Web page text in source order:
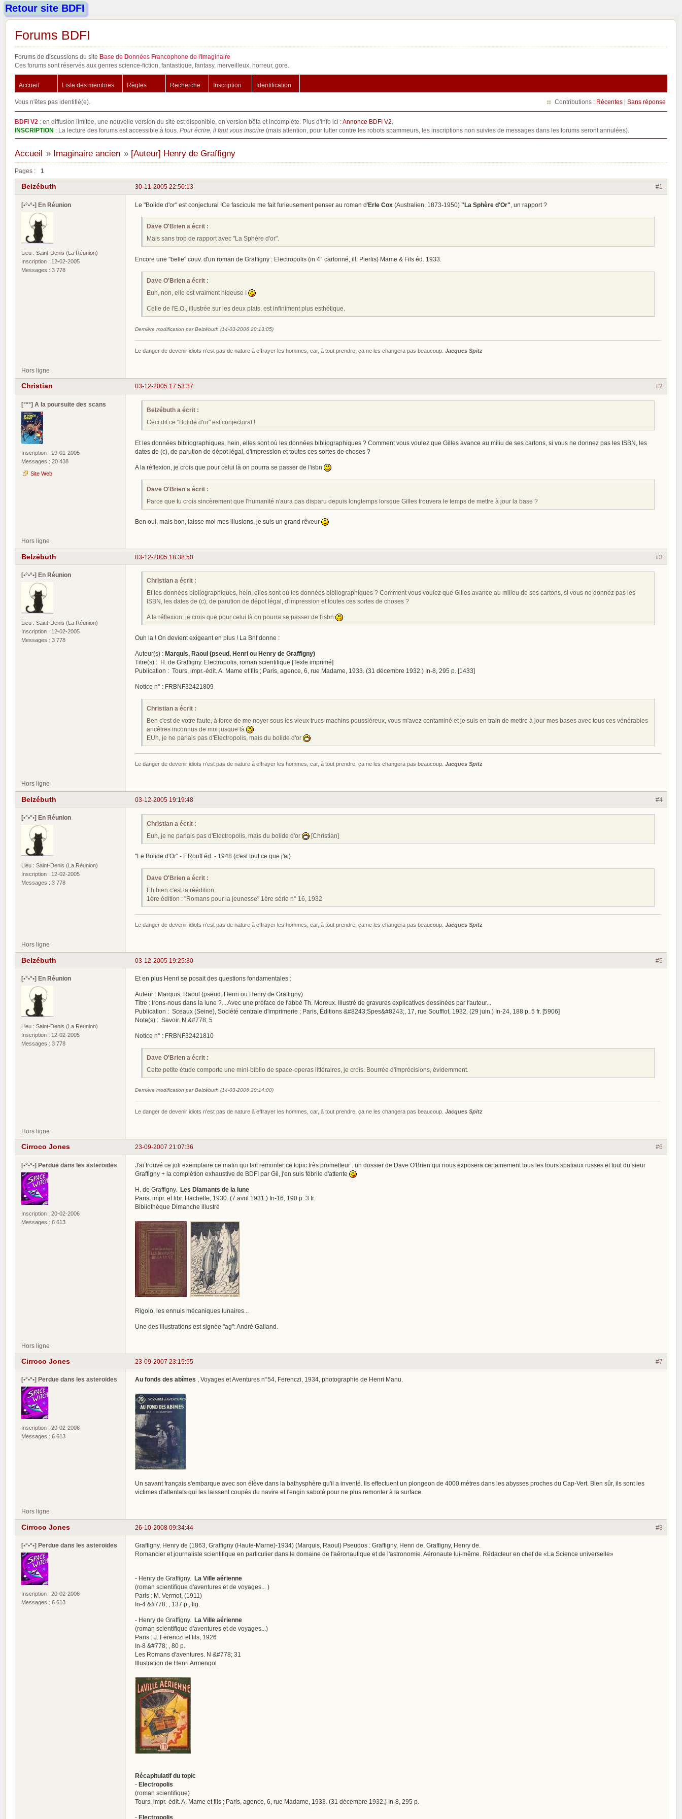
Retour site BDFI
Forums BDFI
Forums de discussions du site Base de Données Francophone de l'Imaginaire
Ces forums sont réservés aux genres science-fiction, fantastique, fantasy, merveilleux, horreur, gore.
Accueil Liste des membres Règles Recherche Inscription Identification
Vous n'êtes pas identifié(e). Contributions : Récentes | Sans réponse
BDFI V2 : en diffusion limitée, une nouvelle version du site est disponible, en version bêta et incomplète. Plus d'info ici :Annonce BDFI V2
INSCRIPTION : La lecture des forums est accessible à tous. Pour écrire, il faut vous inscrire (mais attention, pour lutter contre les robots spammeurs, les inscriptions non suivies de messages dans les forums seront annulées).
Accueil » Imaginaire ancien » [Auteur] Henry de Graffigny
Pages : 1
#1
30-11-2005 22:50:13
Belzébuth
[•°•°•] En Réunion
Lieu : Saint-Denis (La Réunion)
Inscription : 12-02-2005
Messages : 3 778
Le "Bolide d'or" est conjectural !Ce fascicule me fait furieusement penser au roman d'Erle Cox (Australien, 1873-1950) "La Sphère d'Or" , un rapport ?
Dave O'Brien a écrit :
Mais sans trop de rapport avec "La Sphère d'or".
Encore une "belle" couv. d'un roman de Graffigny : Electropolis (in 4° cartonné, ill. Pierlis) Mame & Fils éd. 1933.
Dave O'Brien a écrit :
Euh, non, elle est vraiment hideuse !
Celle de l'E.O., illustrée sur les deux plats, est infiniment plus esthétique.
Dernière modification par Belzébuth (14-03-2006 20:13:05)
Le danger de devenir idiots n'est pas de nature à effrayer les hommes, car, à tout prendre, ça ne les changera pas beaucoup. Jacques Spitz
Hors ligne
#2
03-12-2005 17:53:37
Christian
[°*°] A la poursuite des scans
Inscription : 19-01-2005
Messages : 20 438
Site Web
Belzébuth a écrit :
Ceci dit ce "Bolide d'or" est conjectural !
Et les données bibliographiques, hein, elles sont où les données bibliographiques ? Comment vous voulez que Gilles avance au miliu de ses cartons, si vous ne donnez pas les ISBN, les
dates de (c), de parution de dépot légal, d'impression et toutes ces sortes de choses ?
A la réflexion, je crois que pour celui là on pourra se passer de l'isbn
Dave O'Brien a écrit :
Parce que tu crois sincèrement que l'humanité n'aura pas disparu depuis longtemps lorsque Gilles trouvera le temps de mettre à jour la base ?
Ben oui, mais bon, laisse moi mes illusions, je suis un grand rêveur
Hors ligne
#3
03-12-2005 18:38:50
Belzébuth
[•°•°•] En Réunion
Lieu : Saint-Denis (La Réunion)
Inscription : 12-02-2005
Messages : 3 778
Christian a écrit :
Et les données bibliographiques, hein, elles sont où les données bibliographiques ? Comment vous voulez que Gilles avance au milieu de ses cartons, si vous ne donnez pas les
ISBN, les dates de (c), de parution de dépot légal, d'impression et toutes ces sortes de choses ?
A la réflexion, je crois que pour celui là on pourra se passer de l'isbn
Ouh la ! On devient exigeant en plus ! La Bnf donne :
Auteur(s) : Marquis, Raoul (pseud. Henri ou Henry de Graffigny)
Titre(s) : H. de Graffigny. Electropolis, roman scientifique [Texte imprimé]
Publication : Tours, impr.-édit. A. Mame et fils ; Paris, agence, 6, rue Madame, 1933. (31 décembre 1932.) In-8, 295 p. [1433]
Notice n° : FRBNF32421809
Christian a écrit :
Ben c'est de votre faute, à force de me noyer sous les vieux trucs-machins poussiéreux, vous m'avez contaminé et je suis en train de mettre à jour mes bases avec tous ces vénérables
ancêtres inconnus de moi jusque là
EUh, je ne parlais pas d'Electropolis, mais du bolide d'or
Le danger de devenir idiots n'est pas de nature à effrayer les hommes, car, à tout prendre, ça ne les changera pas beaucoup. Jacques Spitz
Hors ligne
#4
03-12-2005 19:19:48
Belzébuth
[•°•°•] En Réunion
Lieu : Saint-Denis (La Réunion)
Inscription : 12-02-2005
Messages : 3 778
Christian a écrit :
Euh, je ne parlais pas d'Electropolis, mais du bolide d'or
[Christian]
"Le Bolide d'Or" - F.Rouff éd. - 1948 (c'est tout ce que j'ai)
Dave O'Brien a écrit :
Eh bien c'est la réédition.
1ère édition : "Romans pour la jeunesse" 1ère série n° 16, 1932
Le danger de devenir idiots n'est pas de nature à effrayer les hommes, car, à tout prendre, ça ne les changera pas beaucoup. Jacques Spitz
Hors ligne
#5
03-12-2005 19:25:30
Belzébuth
[•°•°•] En Réunion
Lieu : Saint-Denis (La Réunion)
Inscription : 12-02-2005
Messages : 3 778
Et en plus Henri se posait des questions fondamentales :
Auteur : Marquis, Raoul (pseud. Henri ou Henry de Graffigny)
Titre : Irons-nous dans la lune ?... Avec une préface de l'abbé Th. Moreux. Illustré de gravures explicatives dessinées par l'auteur...
Publication : Sceaux (Seine), Société centrale d'imprimerie ; Paris, Éditions &#8243;Spes&#8243;, 17, rue Soufflot, 1932. (29 juin.) In-24, 188 p. 5 fr. [5906]
Note(s) : Savoir. N &#778; 5
Notice n° : FRBNF32421810
Dave O'Brien a écrit :
Cette petite étude comporte une mini-biblio de space-operas littéraires, je crois. Bourrée d'imprécisions, évidemment.
Dernière modification par Belzébuth (14-03-2006 20:14:00)
Le danger de devenir idiots n'est pas de nature à effrayer les hommes, car, à tout prendre, ça ne les changera pas beaucoup. Jacques Spitz
Hors ligne
#6
23-09-2007 21:07:36
Cirroco Jones
[•°•°•] Perdue dans les asteroïdes
Inscription : 20-02-2006
Messages : 6 613
J'ai trouvé ce joli exemplaire ce matin qui fait remonter ce topic très prometteur : un dossier de Dave O'Brien qui nous exposera certainement tous les tours spatiaux russes et tout du sieur
Graffigny + la complétion exhaustive de BDFI par Gil, j'en suis fébrile d'attente
H. de Graffigny. Les Diamants de la lune
Paris, impr. et libr. Hachette, 1930. (7 avril 1931.) In-16, 190 p. 3 fr.
Bibliothèque Dimanche illustré
Rigolo, les ennuis mécaniques lunaires...
Une des illustrations est signée "ag": André Galland.
Hors ligne
#7
23-09-2007 23:15:55
Cirroco Jones
[•°•°•] Perdue dans les asteroïdes
Inscription : 20-02-2006
Messages : 6 613
Au fonds des abîmes , Voyages et Aventures n°54, Ferenczi, 1934, photographie de Henri Manu.
Un savant français s'embarque avec son élève dans la bathysphère qu'il a inventé. Ils effectuent un plongeon de 4000 mètres dans les abysses proches du Cap-Vert. Bien sûr, ils sont les
victimes d'attentats qui les laissent coupés du navire et l'engin saboté pour ne plus remonter à la surface.
Hors ligne
#8
26-10-2008 09:34:44
Cirroco Jones
[•°•°•] Perdue dans les asteroïdes
Inscription : 20-02-2006
Messages : 6 613
Graffigny, Henry de (1863, Graffigny (Haute-Marne)-1934) (Marquis, Raoul) Pseudos : Graffigny, Henri de, Graffigny, Henry de.
Romancier et journaliste scientifique en particulier dans le domaine de l'aéronautique et de l'astronomie. Aéronaute lui-même. Rédacteur en chef de «La Science universelle»
- Henry de Graffigny. La Ville aérienne
(roman scientifique d'aventures et de voyages... )
Paris : M. Vermot, (1911)
In-4 &#778; , 137 p., fig.
- Henry de Graffigny. La Ville aérienne
(roman scientifique d'aventures et de voyages...)
Paris : J. Ferenczi et fils, 1926
In-8 &#778; , 80 p.
Les Romans d'aventures. N &#778; 31
Illustration de Henri Armengol
Récapitulatif du topic
- Electropolis
(roman scientifique)
Tours, impr.-édit. A. Mame et fils ; Paris, agence, 6, rue Madame, 1933. (31 décembre 1932.) In-8, 295 p.
- Electropolis